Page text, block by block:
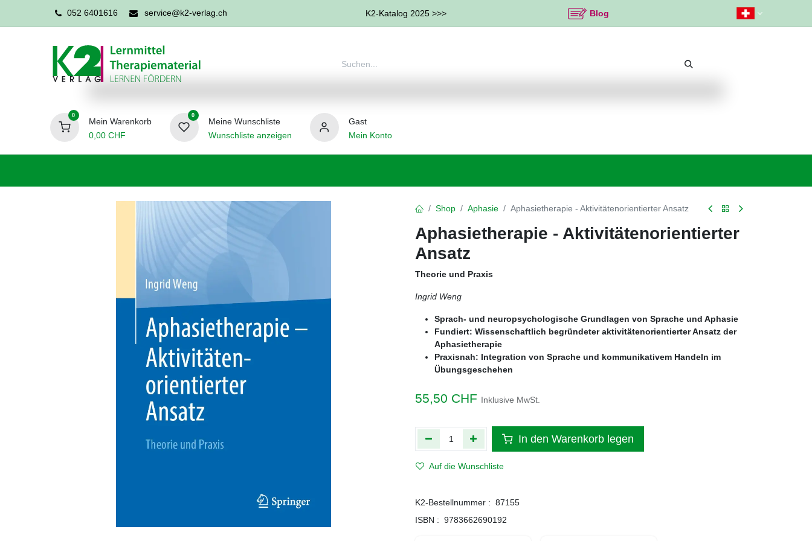
052 6401616 service@k2-verlag.ch K2-Katalog 2025 >>> Blog
0
Mein Warenkorb
0,00CHF
0
Meine Wunschliste
Wunschliste anzeigen
Gast
Mein Konto
Shop Aphasie Aphasietherapie - Aktivitätenorientierter Ansatz
Aphasietherapie - Aktivitätenorientierter
Ansatz
Theorie und Praxis
Ingrid Weng
Sprach- und neuropsychologische Grundlagen von Sprache und Aphasie
Fundiert: Wissenschaftlich begründeter aktivitätenorientierter Ansatz der
Aphasietherapie
Praxisnah: Integration von Sprache und kommunikativem Handeln im
Übungsgeschehen
55,50 CHF Inklusive MwSt.
In den Warenkorb legen
Auf die Wunschliste
K2-Bestellnummer : 87155
ISBN : 9783662690192